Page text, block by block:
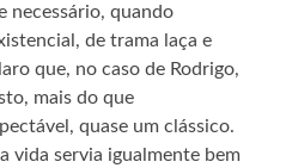
necessário, quando
de trama laça e
que, no caso de Rodrigo,
mais do que
quase um clássico.
vida servia igualmente bem